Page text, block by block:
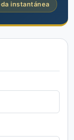
instantánea